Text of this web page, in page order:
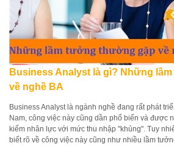
Business Analyst là gì? Những
về nghề BA
Business Analyst là ngành nghề đang rất phát
Nam, công việc này cũng dần phổ biến và được
kiếm nhân lực với mức thu nhập "khủng". Tuy
biết rõ về công việc này cũng như nhiều lầm